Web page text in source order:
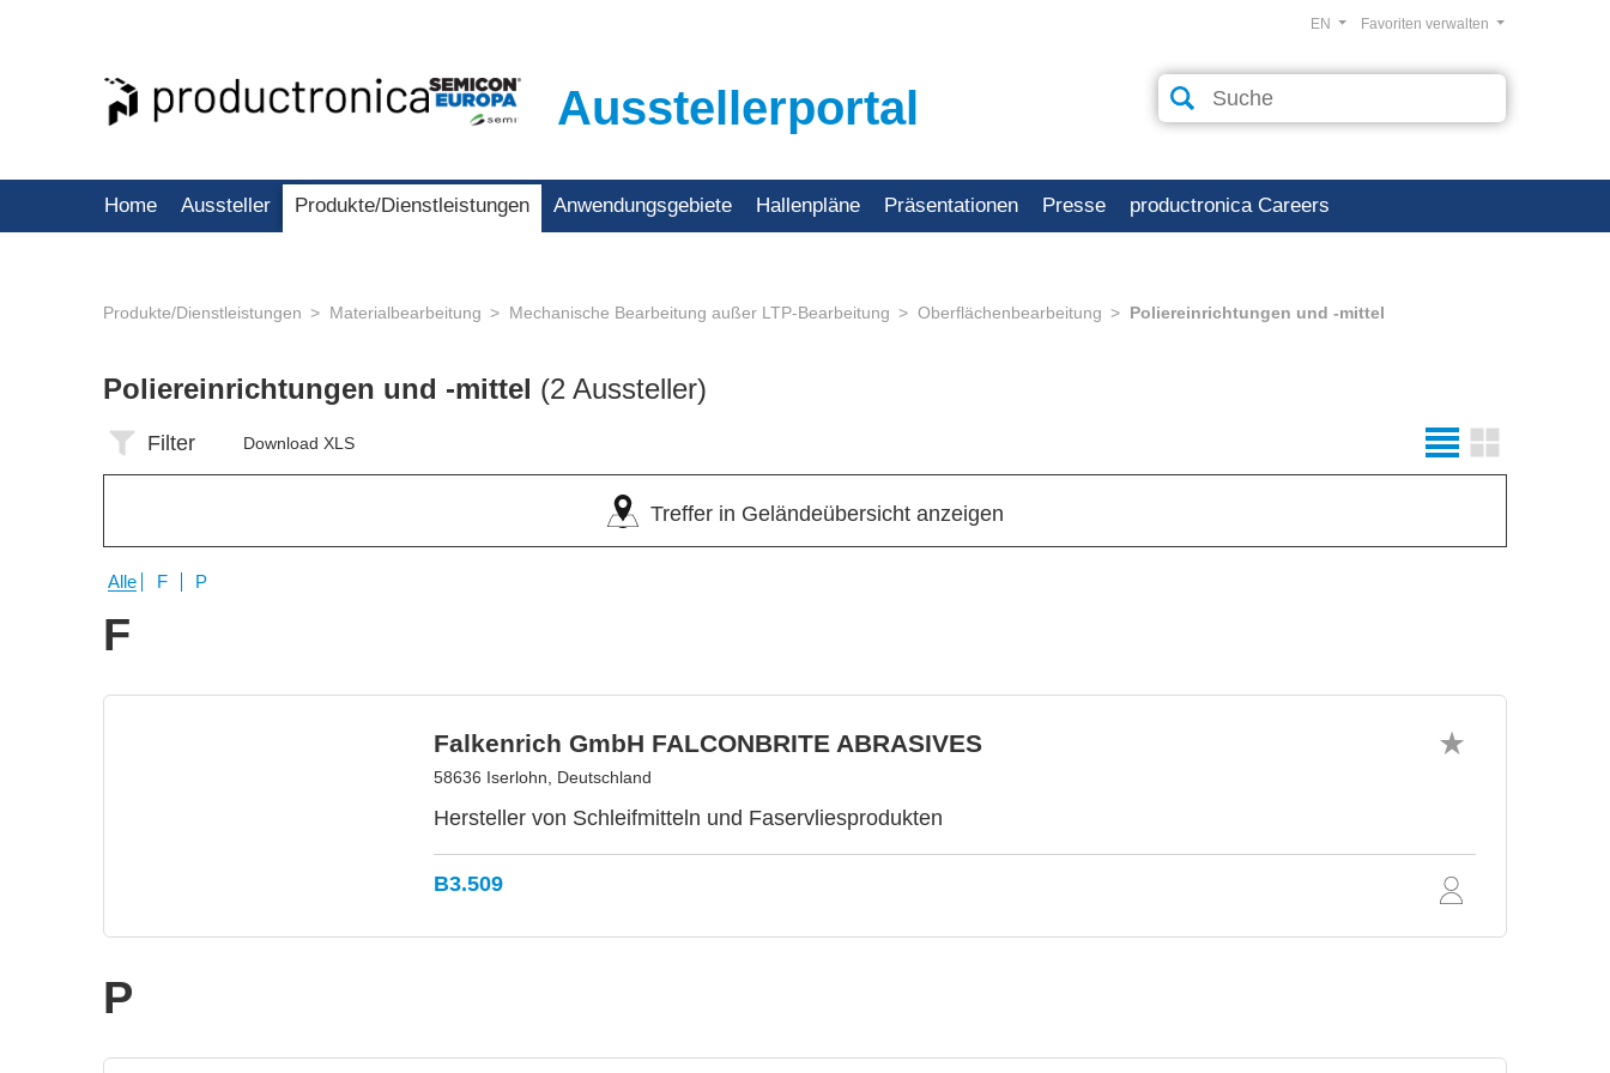
Ausstellerportal
Favoriten verwalten
EN
Home Aussteller Produkte/Dienstleistungen Anwendungsgebiete Hallenpläne Präsentationen Presse productronica Careers
Produkte/Dienstleistungen Materialbearbeitung Mechanische Bearbeitung außer LTP-Bearbeitung Oberflächenbearbeitung Poliereinrichtungen und -mittel
Poliereinrichtungen und -mittel (2 Aussteller)
Filter Download XLS
Treffer in Geländeübersicht anzeigen
Alle F P
F
Falkenrich GmbH FALCONBRITE ABRASIVES
58636 Iserlohn, Deutschland
Hersteller von Schleifmitteln und Faservliesprodukten
B3.509
P